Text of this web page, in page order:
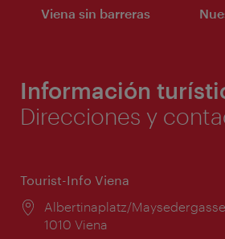
Viena sin barreras
Información
Direcciones y
Tourist-Info Viena
Lugar:
Albertinaplatz/Maysedergasse
1010 Viena